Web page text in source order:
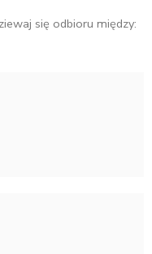
się odbioru między: